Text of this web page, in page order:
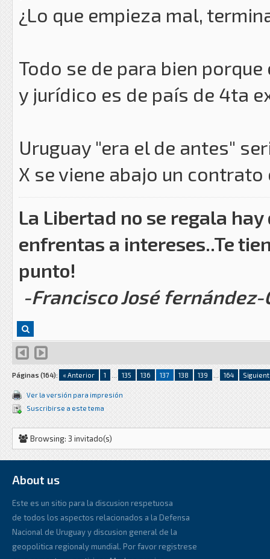
¿Lo que empieza mal,
Todo se de para bien
y jurídico es de país de 4ta
Uruguay "era el de antes"
X se viene abajo un contrato
La Libertad no se regala
enfrentas a intereses..Te
punto!
-Francisco José
Páginas (164): « Anterior 1 ... 135 136 137 138 139 ... 164
Ver la versión para impresión
Suscribirse a este tema
Browsing: 3 invitado(s)
About us
Este es un sitio para la discusion respetuosa
de todos los aspectos relacionados a la Defensa
Nacional de Uruguay y discusion general de la
geopolitica regionaly mundial. Por favor registrese